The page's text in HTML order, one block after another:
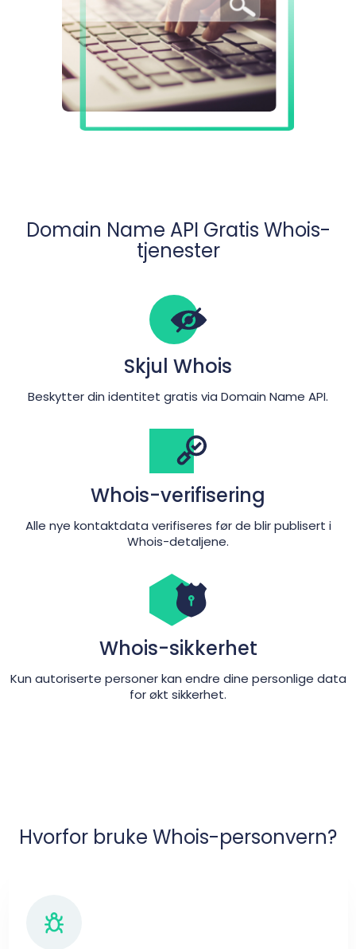
Domain Name API Gratis Whois-
tjenester
Skjul Whois
Beskytter din identitet gratis via Domain Name API.
Whois-verifisering
Alle nye kontaktdata verifiseres før de blir publisert i
Whois-detaljene.
Whois-sikkerhet
Kun autoriserte personer kan endre dine personlige data
for økt sikkerhet.
Hvorfor bruke Whois-personvern?